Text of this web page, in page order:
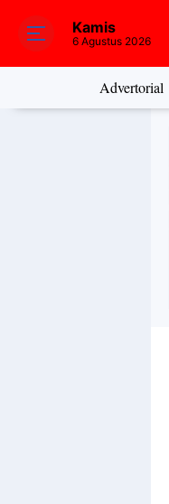
Kamis
6 Agustus 2026
Advertorial